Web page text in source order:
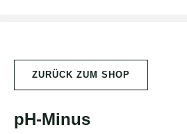
ZURÜCK ZUM SHOP
pH-Minus